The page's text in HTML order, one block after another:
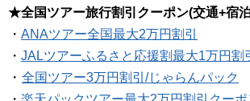
★全国ツアー旅行割引クーポン(交通+宿
・ ANAツアー全国最大2万円割引
・ JALツアーふるさと応援割最大1万円割
・ 全国ツアー3万円割引/じゃらんパック